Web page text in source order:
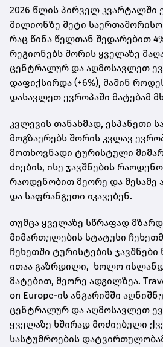
2026 წლის პირველ კვარტალში
მილიონზე მეტი
რაც წინა წელთან შედარებით
რეგიონებს შორის ყველაზე
ცენტრალურ და აღმოსავლეთ
დაფიქსირდა (+6%), მაშინ
დასავლეთ ევროპაში მატებამ
კვლევის თანახმად, ესპანეთი
მოგზაურებს შორის კვლავ
მოთხოვნადი ტურისტული
ძიების, ისე ჯავშნების
რაოდენობით მეორე და მესამე
და საფრანგეთი იკავებენ.
თუმცა ყველაზე სწრაფად
მიმართულების სტატუსი
ჩეხეთში ტურისტების
ითაა გაზრდილი, ხოლო
მატებით, მეორე ადგილზეა.
on Europe-ის ანგარიშში
ცენტრალურ და აღმოსავლეთ
ყველაზე ხშირად მოძიებული
სასტუმროების